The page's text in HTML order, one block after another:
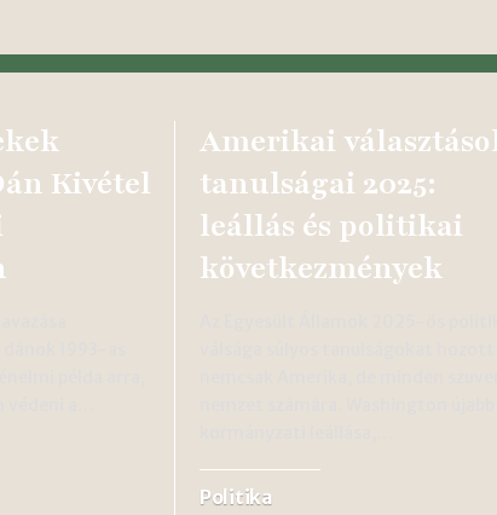
Kivétel
Amerikai
tanulságai 2025:
leállás és politikai
következmények
Politika